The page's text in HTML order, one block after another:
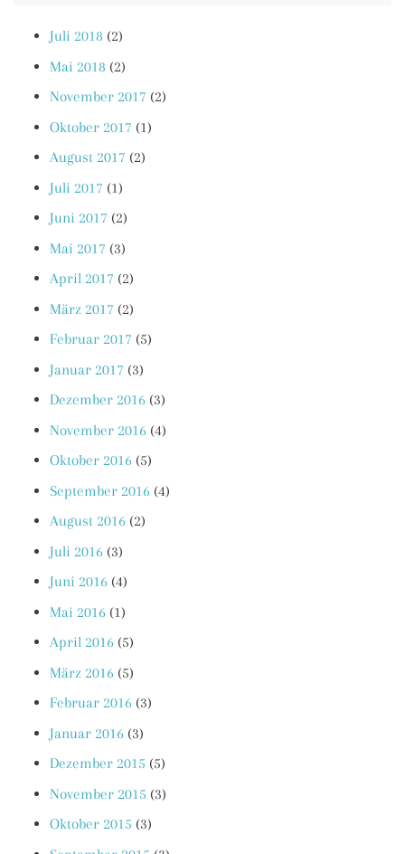
Juli 2018 (2)
Mai 2018 (2)
November 2017 (2)
Oktober 2017 (1)
August 2017 (2)
Juli 2017 (1)
Juni 2017 (2)
Mai 2017 (3)
April 2017 (2)
März 2017 (2)
Februar 2017 (5)
Januar 2017 (3)
Dezember 2016 (3)
November 2016 (4)
Oktober 2016 (5)
September 2016 (4)
August 2016 (2)
Juli 2016 (3)
Juni 2016 (4)
Mai 2016 (1)
April 2016 (5)
März 2016 (5)
Februar 2016 (3)
Januar 2016 (3)
Dezember 2015 (5)
November 2015 (3)
Oktober 2015 (3)